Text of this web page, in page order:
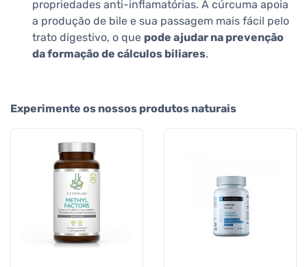
propriedades anti-inflamatórias. A cúrcuma apoia
a produção de bile e sua passagem mais fácil pelo
trato digestivo, o que pode ajudar na prevenção
da formação de cálculos biliares.
Experimente os nossos produtos naturais